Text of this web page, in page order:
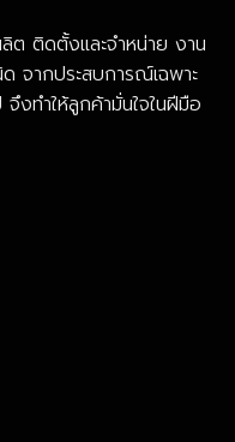
ต ติดตั้งและจำหน่าย งาน
จากประสบการณ์เฉพาะ
ทำให้ลูกค้ามั่นใจในฝีมือ